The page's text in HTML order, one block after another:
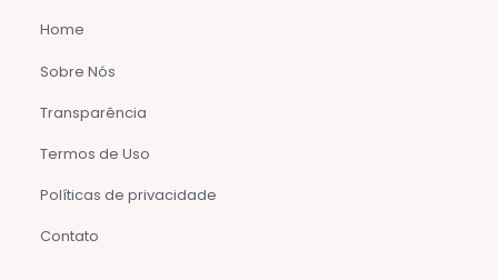
Home
Sobre Nós
Transparência
Termos de Uso
Políticas de privacidade
Contato